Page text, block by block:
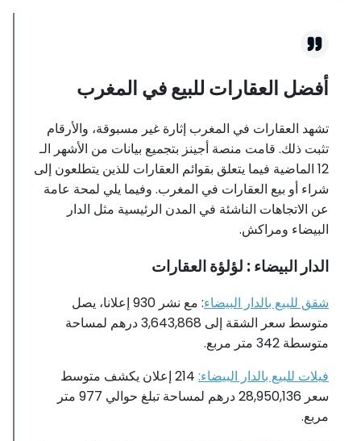
أفضل العقارات للبيع في المغرب
تشهد العقارات في المغرب إثارة غير مسبوقة، والأرقام
تثبت ذلك. قامت منصة أجينز بتجميع بيانات من الأشهر الـ
12 الماضية فيما يتعلق بقوائم العقارات للذين يتطلعون إلى
شراء أو بيع العقارات في المغرب. وفيما يلي لمحة عامة
عن الاتجاهات الناشئة في المدن الرئيسية مثل الدار
البيضاء ومراكش.
الدار البيضاء : لؤلؤة العقارات
شقق للبيع بالدار البيضاء
: مع نشر 930 إعلانا، يصل
متوسط ​​سعر الشقة إلى 3,643,868 درهم لمساحة
متوسطة 342 متر مربع.
فيلات للبيع بالدار البيضاء:
214 إعلان يكشف متوسط ​​
سعر 28,950,136 درهم لمساحة تبلغ حوالي 977 متر
مربع.